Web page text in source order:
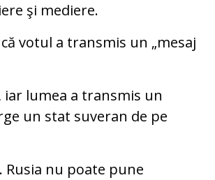
şi mediere.
votul a transmis un „mesaj
lumea a transmis un
un stat suveran de pe
Rusia nu poate pune